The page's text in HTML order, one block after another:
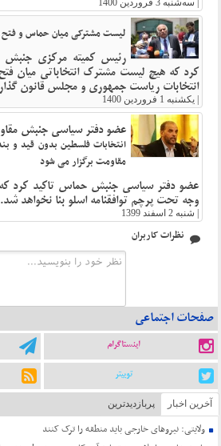
سه‌شنبه 3 فروردین 1400
لیست مشترکی میان حماس و
رئیس کمیته مرکزی جنبش
کرد که هیچ لیست مشترک انتخاباتی میان
انتخابات ریاست جمهوری و مجلس قانون
یکشنبه 1 فروردین 1400
عضو دفتر سیاسی جنبش
انتخابات فلسطین بدون قید و
مقاومت برگزار می شود
عضو دفتر سیاسی جنبش حماس تاکید کرد که
وجه تحت پرچم توافقنامه اسلو بنا نخواهد شد.
شنبه 2 اسفند 1399
نظرات کاربران
صفحات اجتماعی
اینستاگرام
توییتر
آخرین اخبار پربازدیدترین
ولایتی: نیروهای خارجی باید منطقه را ترک کنند